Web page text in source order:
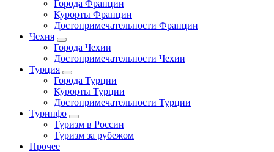
Города Франции
Курорты Франции
Достопримечательности Франции
Чехия
Города Чехии
Достопримечательности Чехии
Турция
Города Турции
Курорты Турции
Достопримечательности Турции
Туринфо
Туризм в России
Туризм за рубежом
Прочее